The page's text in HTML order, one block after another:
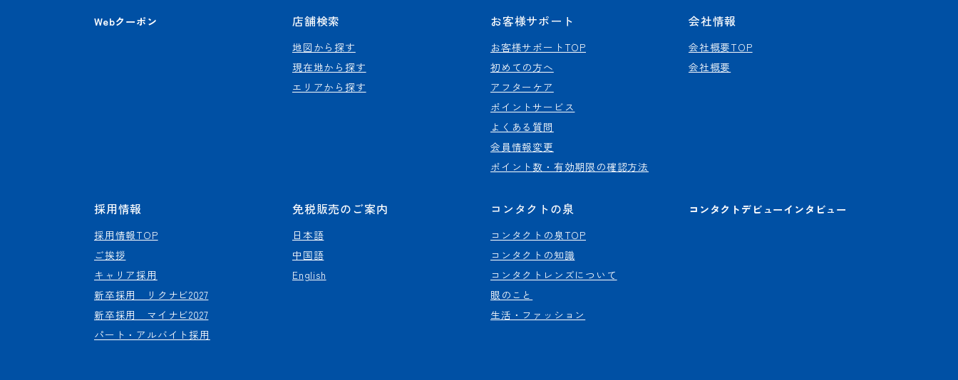
Webクーポン 店舗検索
地図から探す
現在地から探す
エリアから探す
お客様サポート
お客様サポートTOP
初めての方へ
アフターケア
ポイントサービス
よくある質問
会員情報変更
ポイント数・有効期限の確認方法
会社情報
会社概要TOP
会社概要
採用情報
採用情報TOP
ご挨拶
キャリア採用
新卒採用 リクナビ2027
新卒採用 マイナビ2027
パート・アルバイト採用
免税販売のご案内
日本語
中国語
English
コンタクトの泉
コンタクトの泉TOP
コンタクトの知識
コンタクトレンズについて
眼のこと
生活・ファッション
コンタクトデビューインタビュー